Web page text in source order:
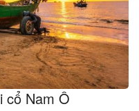
cổ Nam Ô